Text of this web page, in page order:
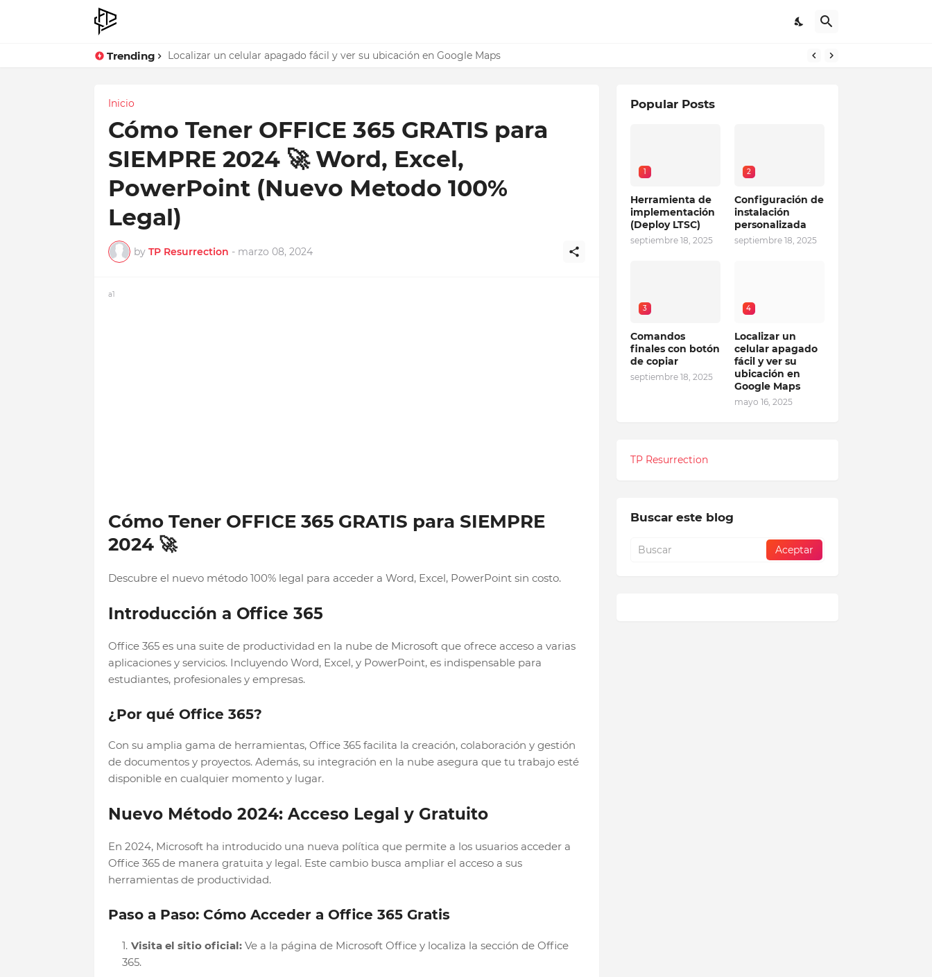
Trending Localizar un celular apagado fácil y ver su ubicación en Google Maps
Descargar Minecraft en Android (método 100% legal)
Inicio
Cómo Tener OFFICE 365 GRATIS para
SIEMPRE 2024 🚀 Word, Excel,
PowerPoint (Nuevo Metodo 100%
Legal)
by TP Resurrection - marzo 08, 2024
a1
Cómo Tener OFFICE 365 GRATIS para SIEMPRE
2024 🚀
Descubre el nuevo método 100% legal para acceder a Word, Excel, PowerPoint sin costo.
Introducción a Office 365
Office 365 es una suite de productividad en la nube de Microsoft que ofrece acceso a varias
aplicaciones y servicios. Incluyendo Word, Excel, y PowerPoint, es indispensable para
estudiantes, profesionales y empresas.
¿Por qué Office 365?
Con su amplia gama de herramientas, Office 365 facilita la creación, colaboración y gestión
de documentos y proyectos. Además, su integración en la nube asegura que tu trabajo esté
disponible en cualquier momento y lugar.
Nuevo Método 2024: Acceso Legal y Gratuito
En 2024, Microsoft ha introducido una nueva política que permite a los usuarios acceder a
Office 365 de manera gratuita y legal. Este cambio busca ampliar el acceso a sus
herramientas de productividad.
Paso a Paso: Cómo Acceder a Office 365 Gratis
Visita el sitio oficial:Ve a la página de Microsoft Office y localiza la sección de Office
365.
Popular Posts
1
Herramienta de
implementación
(Deploy LTSC)
septiembre 18, 2025
2
Configuración de
instalación
personalizada
septiembre 18, 2025
3
Comandos
finales con botón
de copiar
septiembre 18, 2025
4
Localizar un
celular apagado
fácil y ver su
ubicación en
Google Maps
mayo 16, 2025
TP Resurrection
Buscar este blog